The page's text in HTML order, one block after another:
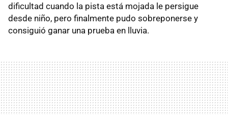
dificultad cuando la pista está mojada le persigue
desde niño, pero finalmente pudo sobreponerse y
consiguió ganar una prueba en lluvia.